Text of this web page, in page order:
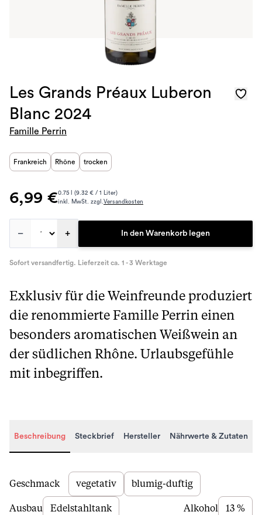
Les Grands Préaux Luberon
Blanc 2024
Famille Perrin
Frankreich Rhône trocken
6,99 €0.75 l (9.32 € / 1 Liter)
inkl. MwSt. zzgl.Versandkosten
– + In den Warenkorb legen
Sofort versandfertig. Lieferzeit ca. 1 - 3 Werktage
Exklusiv für die Weinfreunde produziert
die renommierte Famille Perrin einen
besonders aromatischen Weißwein an
der südlichen Rhône. Urlaubsgefühle
mit inbegriffen.
Beschreibung Steckbrief Hersteller Nährwerte & Zutaten
Beschreibung
Geschmack vegetativ blumig-duftig
Ausbau Edelstahltank Alkohol 13 %